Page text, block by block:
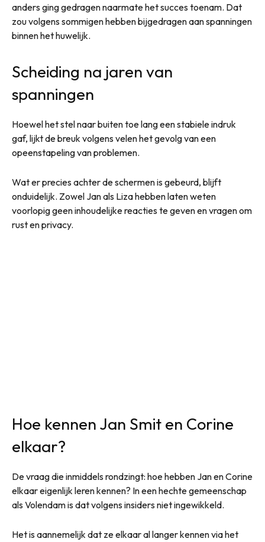
anders ging gedragen naarmate het succes toenam. Dat
zou volgens sommigen hebben bijgedragen aan spanningen
binnen het huwelijk.
Scheiding na jaren van
spanningen
Hoewel het stel naar buiten toe lang een stabiele indruk
gaf, lijkt de breuk volgens velen het gevolg van een
opeenstapeling van problemen.
Wat er precies achter de schermen is gebeurd, blijft
onduidelijk. Zowel Jan als Liza hebben laten weten
voorlopig geen inhoudelijke reacties te geven en vragen om
rust en privacy.
Hoe kennen Jan Smit en Corine
elkaar?
De vraag die inmiddels rondzingt: hoe hebben Jan en Corine
elkaar eigenlijk leren kennen? In een hechte gemeenschap
als Volendam is dat volgens insiders niet ingewikkeld.
Het is aannemelijk dat ze elkaar al langer kennen via het